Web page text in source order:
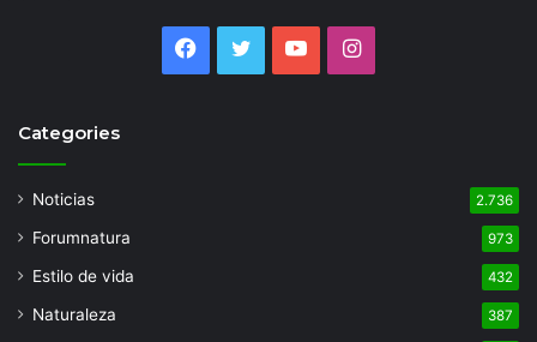
Facebook
TwitterYouTubeInstagram
Categories
Noticias 2.736
Forumnatura 973
Estilo de vida 432
Naturaleza 387